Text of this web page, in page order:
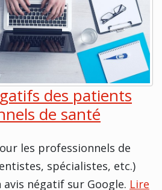
des patients
de santé
les professionnels de
spécialistes, etc.)
négatif sur Google. Lire